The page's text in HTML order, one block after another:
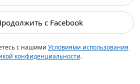
с Facebook
с нашими Условиями использования
конфиденциальности.